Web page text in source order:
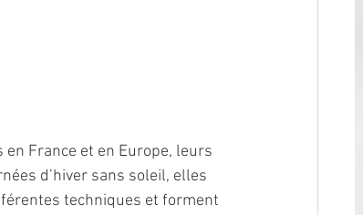
France et en Europe, leurs
d’hiver sans soleil, elles
techniques et forment